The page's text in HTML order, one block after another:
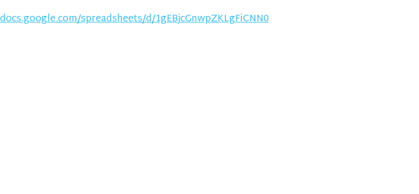
spreadsheets/d/1gEBjcGnwpZKLgFiCNN0